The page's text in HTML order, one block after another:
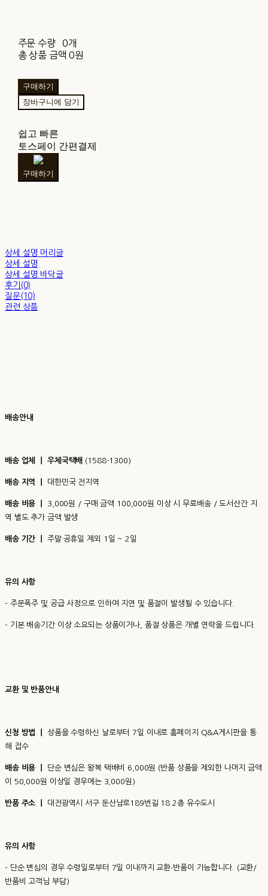
주문 수량
0개
총 상품 금액 0원
구매하기
장바구니에 담기
쉽고 빠른
토스페이 간편결제
구매하기
상세 설명 머리글
상세 설명
상세 설명 바닥글
후기(0)
질문(10)
관련 상품
배송안내
배송 업체 ㅣ 우체국택배 (1588-1300)
배송 지역 ㅣ 대한민국 전지역
배송 비용 ㅣ 3,000원 / 구매 금액 100,000원 이상 시 무료배송 / 도서산간 지
역 별도 추가 금액 발생
배송 기간 ㅣ 주말·공휴일 제외 1일 ~ 2일
유의 사항
- 주문폭주 및 공급 사정으로 인하여 지연 및 품절이 발생될 수 있습니다.
- 기본 배송기간 이상 소요되는 상품이거나, 품절 상품은 개별 연락을 드립니다.
교환 및 반품안내
신청 방법 ㅣ 상품을 수령하신 날로부터 7일 이내로 홈페이지 Q&A게시판을 통
해 접수
배송 비용 ㅣ
단순 변심은 왕복 택배비 6,000원 (반품 상품을 제외한 나머지 금액
이 50,000원 이상일 경우에는 3,000원)
반품 주소 ㅣ 대전광역시 서구 둔산남로189번길 18 2층 유수도시
유의 사항
- 단순 변심의 경우 수령일로부터 7일 이내까지 교환∙반품이 가능합니다. (교환/
반품비 고객님 부담)